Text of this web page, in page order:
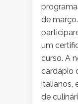
de
um
curso. A
cardápio
italianos,
de